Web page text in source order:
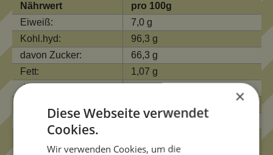
Nährwert
pro 100g
Eiweiß:
7,0 g
Kohl.hyd:
96,3 g
davon Zucker:
66,3 g
Fett:
1,07 g
davon gesättigt:
Natrium:
1,0 g
Energie:
×
Diese Webseite verwendet
Cookies.
Wir verwenden Cookies, um die